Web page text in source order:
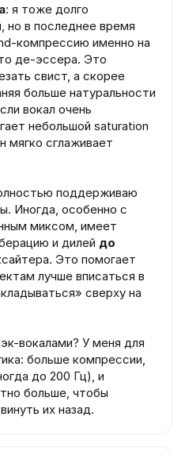
: я тоже долго
но в последнее время
компрессию именно на
де-эссера. Это
свист, а скорее
больше натуральности
вокал очень
небольшой saturation
мягко сглаживает
поддерживаю
Иногда, особенно с
миксом, имеет
и дилей до
Это помогает
лучше вписаться в
сверху на
вокалами? У меня для
больше компрессии,
до 200 Гц), и
больше, чтобы
их назад.